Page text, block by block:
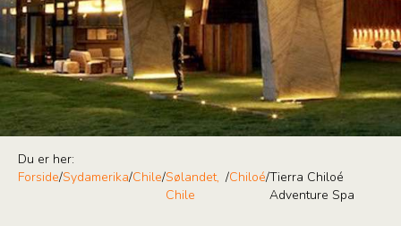
Du er her:
Forside/Sydamerika/Chile/Sølandet,
Chile
/Chiloé/Tierra Chiloé
Adventure Spa